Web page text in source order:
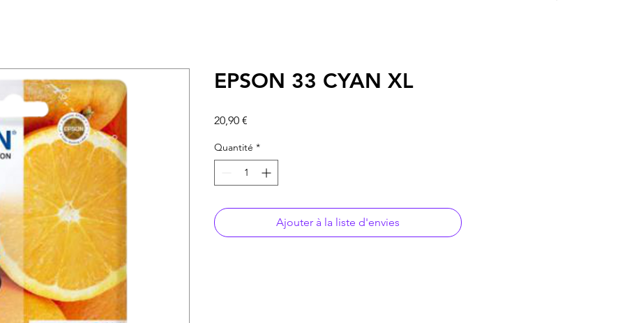
EPSON 33 CYAN XL
20,90 €
Quantité *
Ajouter à la liste d'envies